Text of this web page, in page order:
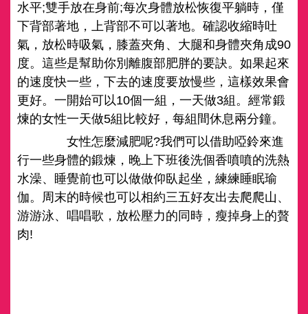
水平;雙手放在身前;每次身體放松恢復平躺時，僅
下背部著地，上背部不可以著地。確認收縮時吐
氣，放松時吸氣，膝蓋夾角、大腿和身體夾角成90
度。這些是幫助你別離腹部肥胖的要訣。如果起來
的速度快一些，下去的速度要放慢些，這樣效果會
更好。一開始可以10個一組，一天做3組。經常鍛
煉的女性一天做5組比較好，每組間休息兩分鐘。
女性怎麼減肥呢?我們可以借助啞鈴來進
行一些身體的鍛煉，晚上下班後洗個香噴噴的洗熱
水澡、睡覺前也可以做做仰臥起坐，練練睡眠瑜
伽。周末的時候也可以相約三五好友出去爬爬山、
游游泳、唱唱歌，放松壓力的同時，瘦掉身上的贅
肉!